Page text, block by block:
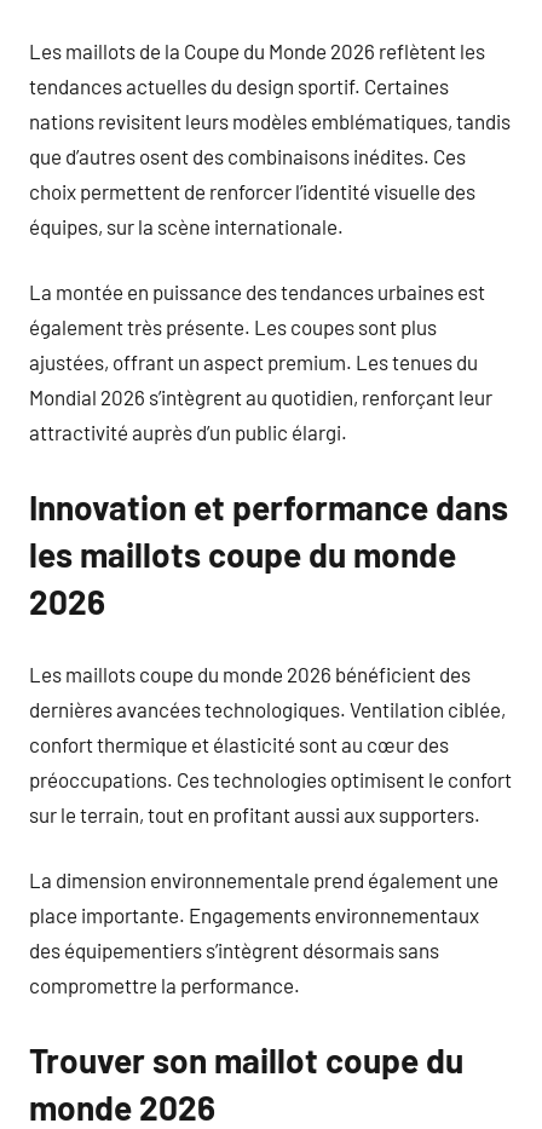
Les maillots de la Coupe du Monde 2026 reflètent les
tendances actuelles du design sportif. Certaines
nations revisitent leurs modèles emblématiques, tandis
que d’autres osent des combinaisons inédites. Ces
choix permettent de renforcer l’identité visuelle des
équipes, sur la scène internationale.
La montée en puissance des tendances urbaines est
également très présente. Les coupes sont plus
ajustées, offrant un aspect premium. Les tenues du
Mondial 2026 s’intègrent au quotidien, renforçant leur
attractivité auprès d’un public élargi.
Innovation et performance dans
les maillots coupe du monde
2026
Les maillots coupe du monde 2026 bénéficient des
dernières avancées technologiques. Ventilation ciblée,
confort thermique et élasticité sont au cœur des
préoccupations. Ces technologies optimisent le confort
sur le terrain, tout en profitant aussi aux supporters.
La dimension environnementale prend également une
place importante. Engagements environnementaux
des équipementiers s’intègrent désormais sans
compromettre la performance.
Trouver son maillot coupe du
monde 2026